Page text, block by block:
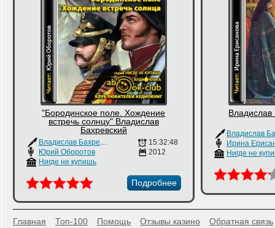
"Бородинское поле. Хождение
встречь солнцу" Владислав
Бахревский
Владислав Бахревский
Юрий Оборотов
Нигде не купишь
15:32:48
2012
Подробнее
Владислав
Ирина
Нигде не
Главная Топ-100 Помощь Отзывы казино Обратная связь